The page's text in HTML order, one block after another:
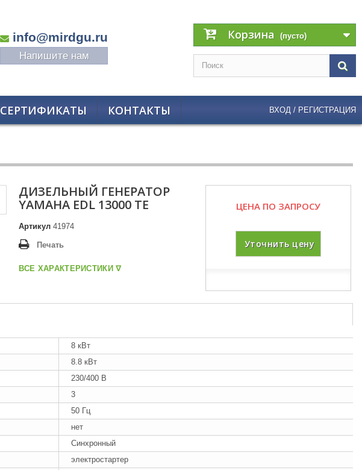
info@mirdgu.ru
Напишите нам
Корзина (пусто)
СЕРТИФИКАТЫ КОНТАКТЫ ВХОД / РЕГИСТРАЦИЯ
ДИЗЕЛЬНЫЙ ГЕНЕРАТОР
YAMAHA EDL 13000 TE
Артикул 41974
Печать
ВСЕ ХАРАКТЕРИСТИКИ ᐁ
ЦЕНА ПО ЗАПРОСУ
Уточнить цену
8 кВт
8.8 кВт
230/400 В
3
50 Гц
нет
Синхронный
электростартер